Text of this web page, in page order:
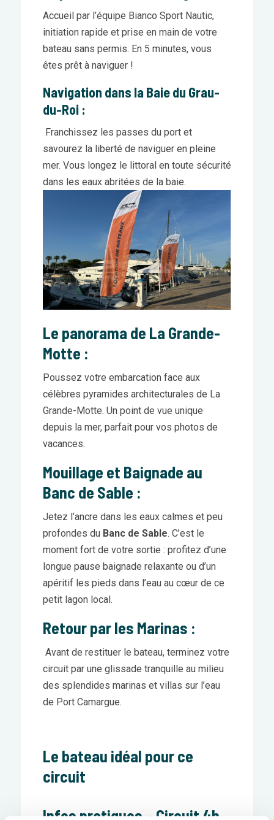
Accueil par l’équipe Bianco Sport Nautic,
initiation rapide et prise en main de votre
bateau sans permis. En 5 minutes, vous
êtes prêt à naviguer !
Navigation dans la Baie du Grau-
du-Roi :
Franchissez les passes du port et
savourez la liberté de naviguer en pleine
mer. Vous longez le littoral en toute sécurité
dans les eaux abritées de la baie.
Le panorama de La Grande-
Motte :
Poussez votre embarcation face aux
célèbres pyramides architecturales de La
Grande-Motte. Un point de vue unique
depuis la mer, parfait pour vos photos de
vacances.
Mouillage et Baignade au
Banc de Sable :
Jetez l’ancre dans les eaux calmes et peu
profondes du Banc de Sable. C’est le
moment fort de votre sortie : profitez d’une
longue pause baignade relaxante ou d’un
apéritif les pieds dans l’eau au cœur de ce
petit lagon local.
Retour par les Marinas :
Avant de restituer le bateau, terminez votre
circuit par une glissade tranquille au milieu
des splendides marinas et villas sur l’eau
de Port Camargue.
Le bateau idéal pour ce
circuit
Infos pratiques – Circuit 4h